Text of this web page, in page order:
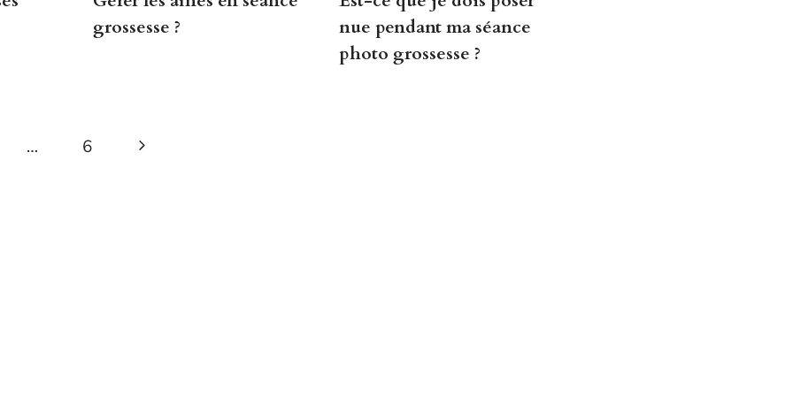
grossesse ?
nue pendant ma séance
photo grossesse ?
… 6
Page